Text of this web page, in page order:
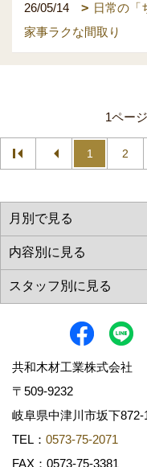
26/05/14
日常の「
家事ラクな間取り
1ペー
1 2
共和木材工業株式会社
〒509-9232
岐阜県中津川市坂下
TEL： 0573-75-2071
FAX：0573-75-3381